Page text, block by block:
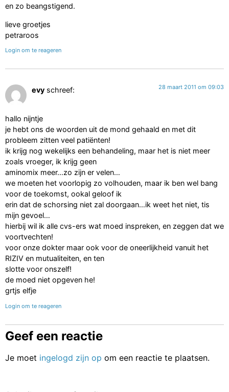
en zo beangstigend.
lieve groetjes
petraroos
Login om te reageren
evy schreef: 28 maart 2011 om 09:03
hallo nijntje
je hebt ons de woorden uit de mond gehaald en met dit
probleem zitten veel patiënten!
ik krijg nog wekelijks een behandeling, maar het is niet meer
zoals vroeger, ik krijg geen
aminomix meer…zo zijn er velen…
we moeten het voorlopig zo volhouden, maar ik ben wel bang
voor de toekomst, ookal geloof ik
erin dat de schorsing niet zal doorgaan…ik weet het niet, tis
mijn gevoel…
hierbij wil ik alle cvs-ers wat moed inspreken, en zeggen dat we
voortvechten!
voor onze dokter maar ook voor de oneerlijkheid vanuit het
RIZIV en mutualiteiten, en ten
slotte voor onszelf!
de moed niet opgeven he!
grtjs elfje
Login om te reageren
Geef een reactie
Je moet ingelogd zijn op om een reactie te plaatsen.